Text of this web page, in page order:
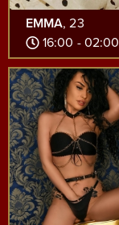
EMMA, 23
16:00 - 02:00